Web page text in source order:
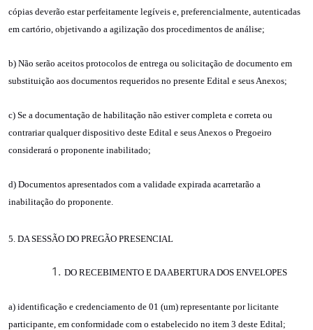
cópias deverão estar perfeitamente legíveis e, preferencialmente, autenticadas
em cartório, objetivando a agilização dos procedimentos de análise;
b) Não serão aceitos protocolos de entrega ou solicitação de documento em
substituição aos documentos requeridos no presente Edital e seus Anexos;
c) Se a documentação de habilitação não estiver completa e correta ou
contrariar qualquer dispositivo deste Edital e seus Anexos o Pregoeiro
considerará o proponente inabilitado;
d) Documentos apresentados com a validade expirada acarretarão a
inabilitação do proponente.
5. DA SESSÃO DO PREGÃO PRESENCIAL
DO RECEBIMENTO E DA ABERTURA DOS ENVELOPES
a) identificação e credenciamento de 01 (um) representante por licitante
participante, em conformidade com o estabelecido no item 3 deste Edital;